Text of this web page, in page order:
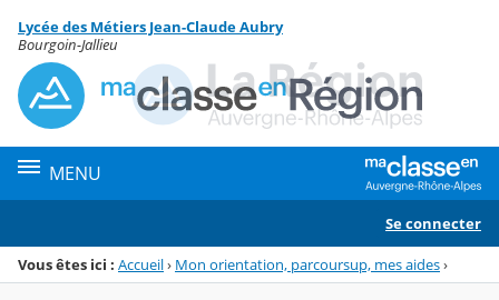
Menu de la rubrique
Contenu
Lycée des Métiers Jean-Claude Aubry
Bourgoin-Jallieu
MENU
Se connecter
Vous êtes ici : Accueil› Mon orientation, parcoursup, mes aides›